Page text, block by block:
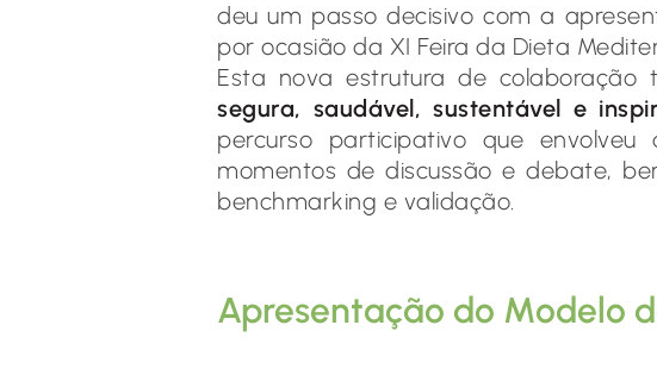
deu um passo decisivo com a
por ocasião da XI Feira da Dieta
Esta nova estrutura de colaboração
segura, saudável, sustentável e
percurso participativo que
momentos de discussão e debate,
benchmarking e validação.
Apresentação do Modelo